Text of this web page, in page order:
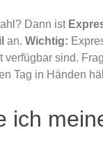
Dann ist
an. Wichtig:
sind.
Tag in Händen
ich